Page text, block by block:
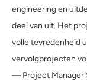
engineering en
deel van uit. Het
volle tevredenheid
vervolgprojecten
— Project Manager